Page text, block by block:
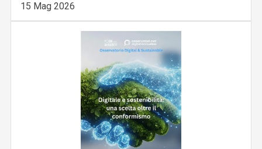
15 Mag 2026